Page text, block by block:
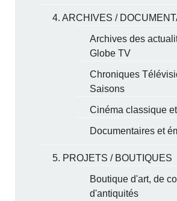
4. ARCHIVES /
Archives des
Globe TV
Chroniques
Saisons
Cinéma classique
Documentaires et
5. PROJETS / BOUTIQUES
Boutique d'art, de
d'antiquités